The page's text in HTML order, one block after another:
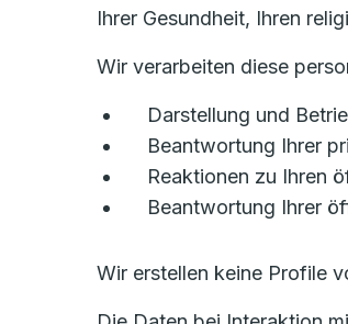
Ihrer Gesundheit, Ihren
Wir verarbeiten diese
Darstellung und
Beantwortung Ihrer
Reaktionen zu Ihren
Beantwortung Ihrer
Wir erstellen keine Profile